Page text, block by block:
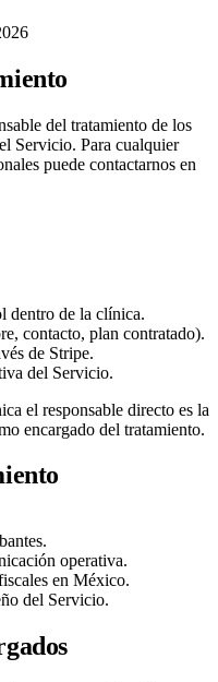
del tratamiento de los
Servicio. Para cualquier
puede contactarnos en
dentro de la clínica.
contacto, plan contratado).
de Stripe.
del Servicio.
el responsable directo es la
encargado del tratamiento.
operativa.
en México.
del Servicio.